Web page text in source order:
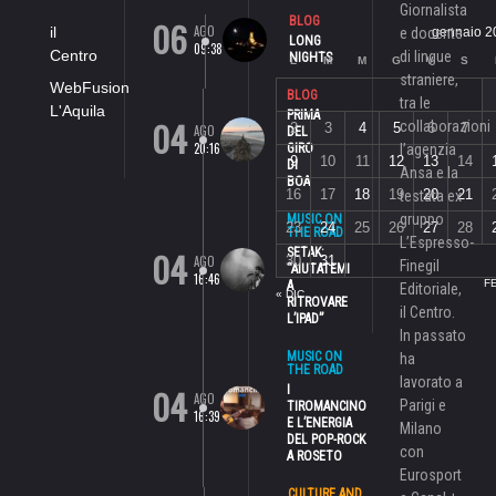
il
Centro
WebFusion
L'Aquila
06 AGO
09:38
BLOG
LONG
NIGHTS
04 AGO
20:16
BLOG
PRIMA
DEL
GIRO
DI
BOA
04 AGO
16:46
MUSIC ON
THE ROAD
SETAK:
“AIUTATEMI
A
RITROVARE
L’IPAD”
04 AGO
16:39
MUSIC ON
THE ROAD
TIROMANCINO
E L’ENERGIA
DEL POP-ROCK
A ROSETO
gennaio
L M M G V S
« DIC
2
3 4 5 6 7
9
10 11 12 13 14
16
17 18 19 20 21
23
24 25 26 27 28
30
31
Giornalista
e docente
di lingue
straniere,
tra le
collaborazioni
l’agenzia
Ansa e la
testata ex
gruppo
L’Espresso-
Finegil
Editoriale,
il Centro.
In passato
ha
lavorato a
Parigi e
Milano
con
Eurosport